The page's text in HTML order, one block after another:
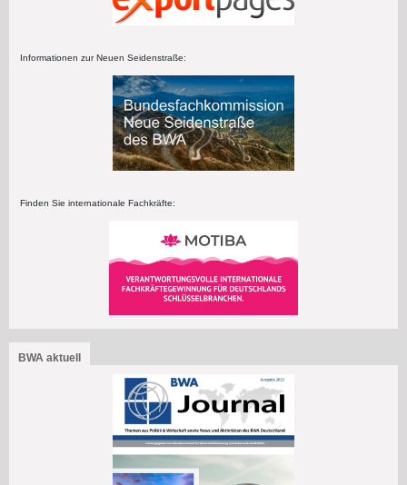
Informationen zur Neuen Seidenstraße:
Finden Sie internationale Fachkräfte:
BWA aktuell